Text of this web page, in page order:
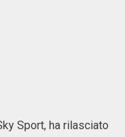
Sport, ha rilasciato